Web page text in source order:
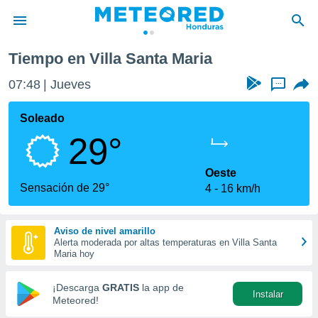
de
ha sido
calidad.
a este
las
y
forma
digital
basada
Tiempo en Villa Santa Maria
07:48 Jueves ...
Soleado
29°
Sensación de 29°
Oeste
4
16 km/h
Aviso de nivel amarillo
Alerta moderada por altas temperaturas en Villa Santa
Maria hoy
¡Descarga GRATIS la app de
Meteored!
Instalar